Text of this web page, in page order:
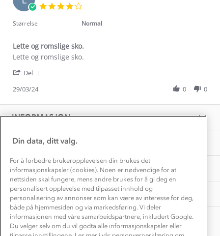
vant
til.
i
str.
over
hva
du
19
Dec
rating
Størrelse Normal
Lette og romslige sko.
Review
Emanuela
on
Mar
2024
review
Lette
romslige
Lette og romslige sko.
Del
Emanuela
L.
Mar
2024
29/03/24 0 0
INFORMASJON
Kontakt oss
Konkurransevinnere
Kundeklubb
Våre butikker
Bedrift, barnehage og SFO
Presse
OM OSS
Inkludering
Materialer
Personvern
Samarbeide med oss?
TIPS OG RÅD
Dette trenger du til barnehagen
Hvordan velge riktig turtøy?
Store størrelser
Turmat oppskrifter
Beredskap
AKTIVITETER
Få turinspirasjon og tips her⛰
Overnatte utendørs⛺
Leirskole 🥾
Barnehageansatt
Tips til hyttetur
Din data, ditt valg.
For å forbedre brukeropplevelsen din brukes det
informasjonskapsler (cookies). Noen er nødvendige for at
nettsiden skal fungere, mens andre brukes for å gi deg en
personalisert opplevelse med tilpasset innhold og
personalisering av annonser som kan være av interesse for deg,
både på hjemmesiden og via markedsføring. Vi deler
informasjonen med våre samarbeidspartnere, inkludert Google.
Du velger selv om du vil godta alle informasjonskapsler eller